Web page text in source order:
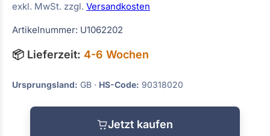
exkl. MwSt. zzgl. Versandkosten
Artikelnummer: U1062202
📦 Lieferzeit: 4-6 Wochen
Ursprungsland: GB · HS-Code: 90318020
Jetzt kaufen